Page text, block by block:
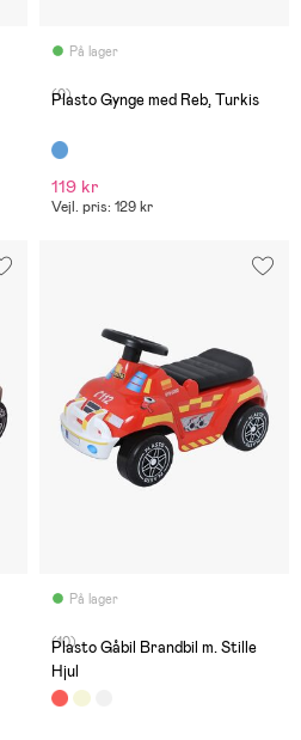
På lager
(0)
Plasto Gynge med Reb, Turkis
119 kr
Vejl. pris: 129 kr
På lager
(10)
Plasto Gåbil Brandbil m. Stille
Hjul